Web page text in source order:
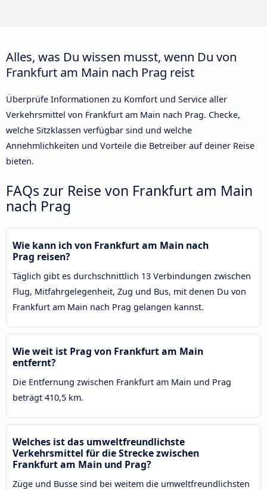
Alles, was Du wissen musst, wenn Du von
Frankfurt am Main nach Prag reist
Überprüfe Informationen zu Komfort und Service aller
Verkehrsmittel von Frankfurt am Main nach Prag. Checke,
welche Sitzklassen verfügbar sind und welche
Annehmlichkeiten und Vorteile die Betreiber auf deiner Reise
bieten.
FAQs zur Reise von Frankfurt am Main
nach Prag
Wie kann ich von Frankfurt am Main nach
Prag reisen?
Täglich gibt es durchschnittlich 13 Verbindungen zwischen
Flug, Mitfahrgelegenheit, Zug und Bus, mit denen Du von
Frankfurt am Main nach Prag gelangen kannst.
Wie weit ist Prag von Frankfurt am Main
entfernt?
Die Entfernung zwischen Frankfurt am Main und Prag
beträgt 410,5 km.
Welches ist das umweltfreundlichste
Verkehrsmittel für die Strecke zwischen
Frankfurt am Main und Prag?
Züge und Busse sind bei weitem die umweltfreundlichsten